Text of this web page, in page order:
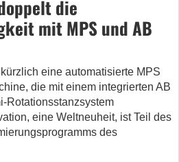
die
mit MPS und AB
eine automatisierte MPS
die mit einem integrierten AB
Rotationsstanzsystem
eine Weltneuheit, ist Teil des
des